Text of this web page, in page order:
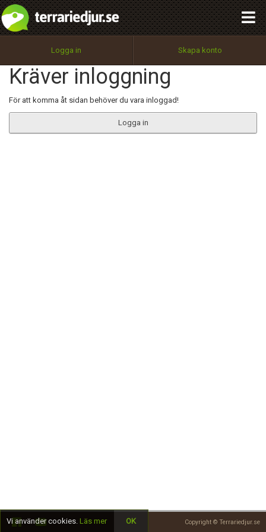
Logga in Skapa konto
Kräver inloggning
För att komma åt sidan behöver du vara inloggad!
Logga in
Copyright © Terrariedjur.se
Utför
100%
OK
integritetspolicy
Namn:
Epost:
Begär nytt lösenord
Tillbaka till förstasidan
Vi använder cookies. Läs mer OK